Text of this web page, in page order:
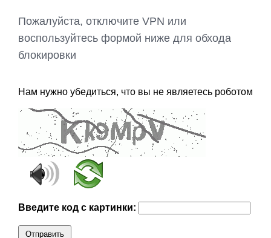
Пожалуйста, отключите VPN или
воспользуйтесь формой ниже для обхода
блокировки
Нам нужно убедиться, что вы не являетесь роботом
Введите код с картинки:
Отправить